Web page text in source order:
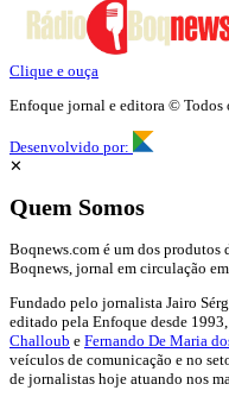
Clique e ouça
Enfoque jornal e editora © Todos
Desenvolvido por:
✕
Quem Somos
Boqnews.com é um dos produtos
Boqnews, jornal em circulação
Fundado pelo jornalista Jairo
editado pela Enfoque desde
Challoub e Fernando De Maria
veículos de comunicação e no
de jornalistas hoje atuando nos